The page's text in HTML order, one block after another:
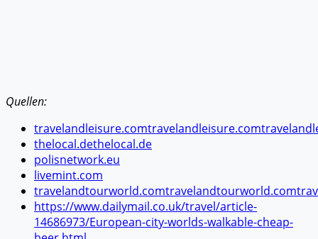
Quellen:
travelandleisure.comtravelandleisure.com
thelocal.dethelocal.de
polisnetwork.eu
livemint.com
travelandtourworld.comtravelandtourworld.com
https://www.dailymail.co.uk/travel/article-
14686973/European-city-worlds-walkable-cheap-